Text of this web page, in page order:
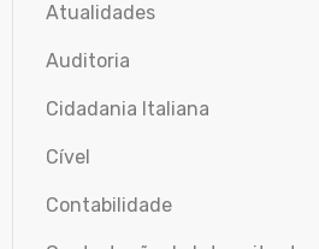
Atualidades
Auditoria
Cidadania Italiana
Cível
Contabilidade